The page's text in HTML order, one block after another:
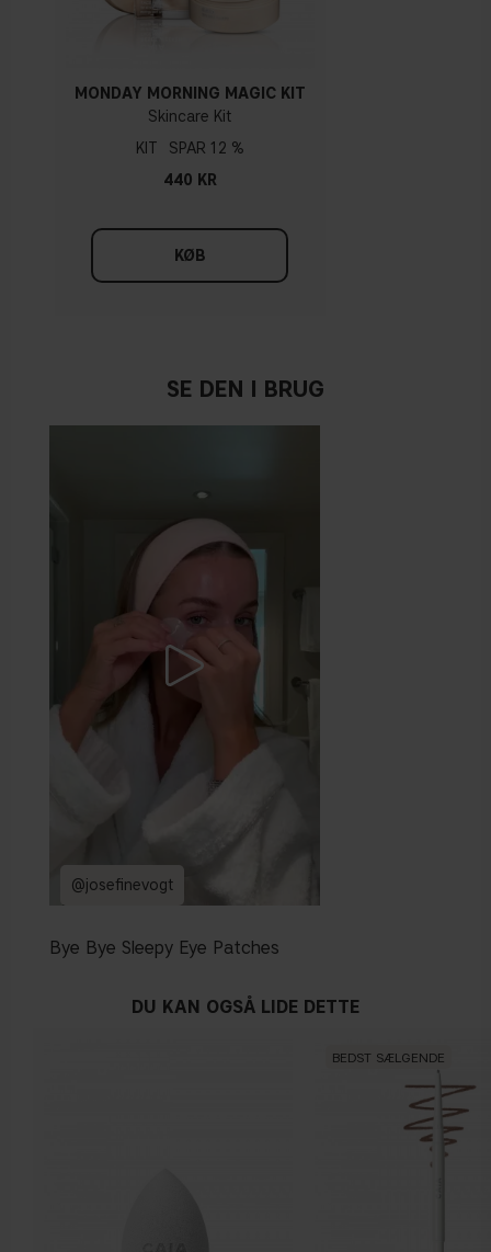
MONDAY MORNING MAGIC KIT
Skincare Kit
KIT
12 %
440 KR
KØB
SE DEN I BRUG
@josefinevogt
Bye Bye Sleepy Eye Patches
DU KAN OGSÅ LIDE DETTE
BEDST SÆLGENDE